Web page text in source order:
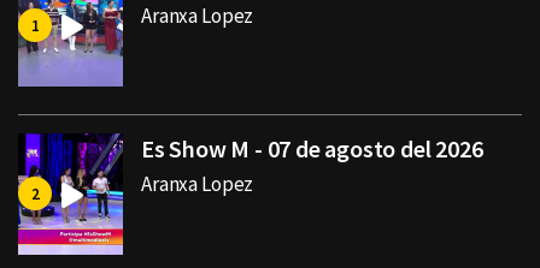
Aranxa Lopez
Es Show M - 07 de agosto del 2026
Aranxa Lopez